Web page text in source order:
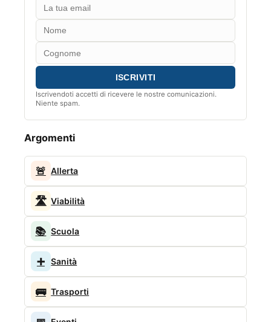
Iscrivendoti accetti di ricevere le nostre comunicazioni.
Niente spam.
Argomenti
🚨 Allerta
🛣️ Viabilità
📚 Scuola
➕ Sanità
🚌 Trasporti